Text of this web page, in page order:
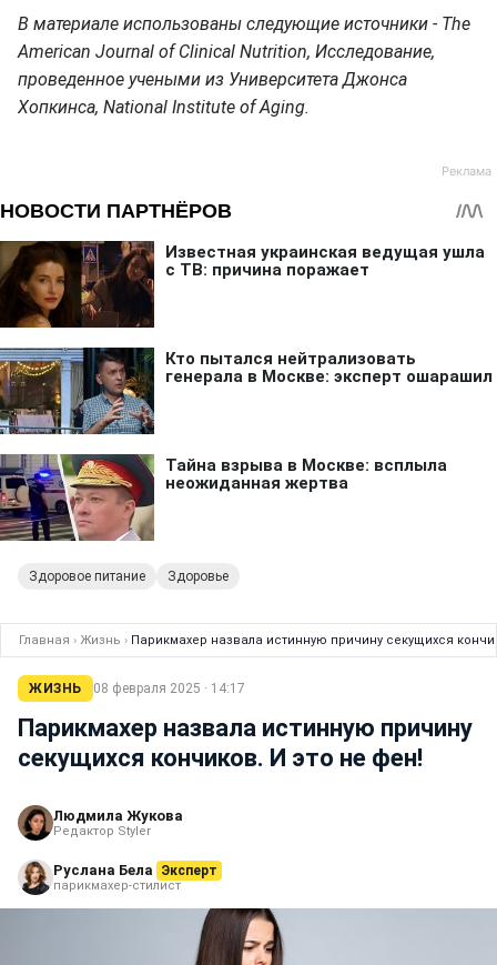
В материале использованы следующие источники - The
American Journal of Clinical Nutrition, Исследование,
проведенное учеными из Университета Джонса
Хопкинса, National Institute of Aging.
Здоровое питание Здоровье
Главная › Жизнь › Парикмахер назвала истинную причину секущихся
ЖИЗНЬ 08 февраля 2025 · 14:17
Парикмахер назвала истинную причину
секущихся кончиков. И это не фен!
Людмила Жукова
Редактор Styler
Руслана Бела Эксперт
парикмахер-стилист